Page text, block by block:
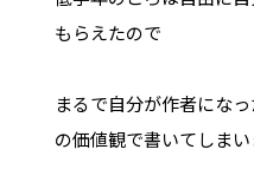
もらえたので
まるで自分が作者にな
の価値観で書いてしま